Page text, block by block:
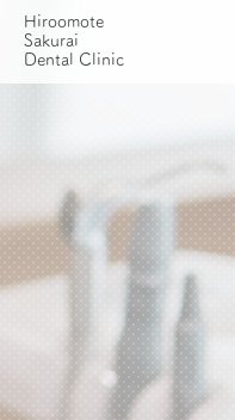
Hiroomote
Sakurai
Dental Clinic